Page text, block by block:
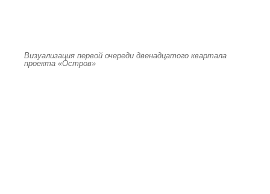
Визуализация первой очереди двенадцатого квартала
проекта «Остров»